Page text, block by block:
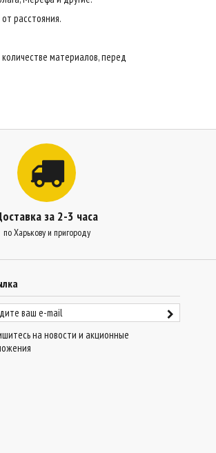
расстояния.
материалов, перед
за 2-3 часа
по Харькову и пригороду
на новости и акционные